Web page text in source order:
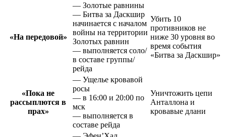
«На передовой»
— Золотые равнины
— Битва за Даскшир
начинается с началом
войны на территории
Золотых равнин
— выполняется соло/
в составе группы/
рейда
Убить 10
противников не
ниже 30 уровня во
время события
«Битва за Даскшир»
«Пока не
рассыплются в
прах»
— Ущелье кровавой
росы
— в 16:00 и 20:00 по
мск
— выполняется в
составе рейда
Уничтожить цепи
Анталлона и
кровавые длани